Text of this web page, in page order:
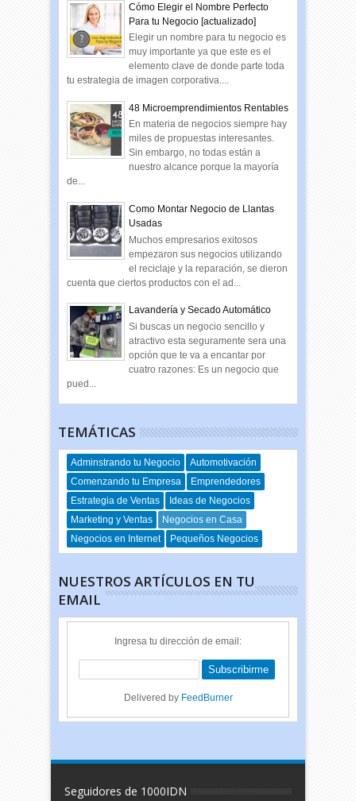
Cómo Elegir el Nombre Perfecto
Para tu Negocio [actualizado]
Elegir un nombre para tu negocio es
muy importante ya que este es el
elemento clave de donde parte toda
tu estrategia de imagen corporativa....
48 Microemprendimientos Rentables
En materia de negocios siempre hay
miles de propuestas interesantes.
Sin embargo, no todas están a
nuestro alcance porque la mayoría
de...
Como Montar Negocio de Llantas
Usadas
Muchos empresarios exitosos
empezaron sus negocios utilizando
el reciclaje y la reparación, se dieron
cuenta que ciertos productos con el ad...
Lavandería y Secado Automático
Si buscas un negocio sencillo y
atractivo esta seguramente sera una
opción que te va a encantar por
cuatro razones: Es un negocio que
pued...
TEMÁTICAS
Adminstrando tu Negocio
Automotivación
Comenzando tu Empresa
Emprendedores
Estrategia de Ventas
Ideas de Negocios
Marketing y Ventas
Negocios en Casa
Negocios en Internet
Pequeños Negocios
NUESTROS ARTÍCULOS EN TU
EMAIL
Ingresa tu dirección de email:
Delivered by FeedBurner
Seguidores de 1000IDN